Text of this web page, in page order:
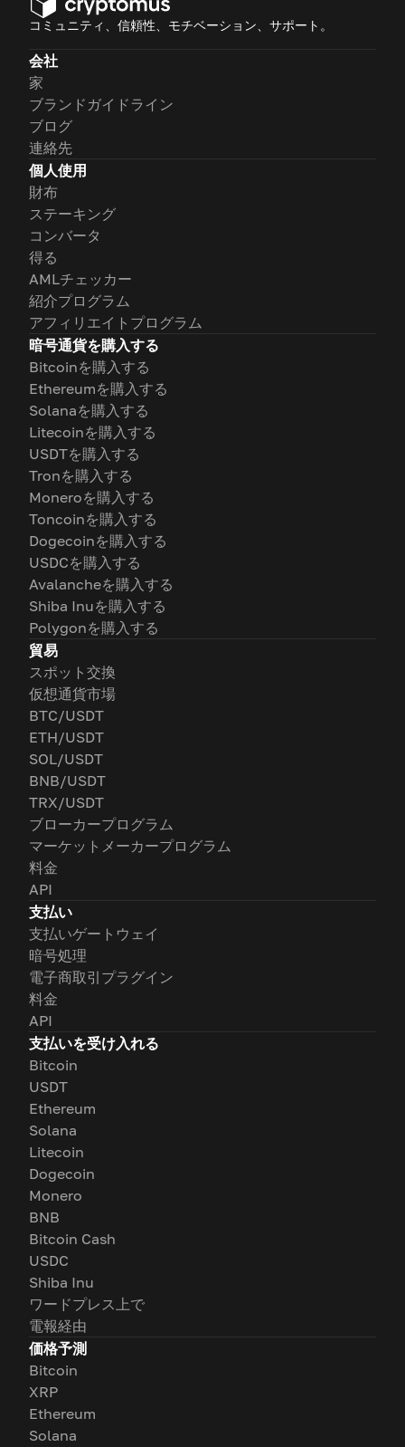
コミュニティ、信頼性、モチベーション、サポート。
会社
家
ブランドガイドライン
ブログ
連絡先
個人使用
財布
ステーキング
コンバータ
得る
AMLチェッカー
紹介プログラム
アフィリエイトプログラム
暗号通貨を購入する
Bitcoinを購入する
Ethereumを購入する
Solanaを購入する
Litecoinを購入する
USDTを購入する
Tronを購入する
Moneroを購入する
Toncoinを購入する
Dogecoinを購入する
USDCを購入する
Avalancheを購入する
Shiba Inuを購入する
Polygonを購入する
貿易
スポット交換
仮想通貨市場
BTC/USDT
ETH/USDT
SOL/USDT
BNB/USDT
TRX/USDT
ブローカープログラム
マーケットメーカープログラム
料金
API
支払い
支払いゲートウェイ
暗号処理
電子商取引プラグイン
料金
API
支払いを受け入れる
Bitcoin
USDT
Ethereum
Solana
Litecoin
Dogecoin
Monero
BNB
Bitcoin Cash
USDC
Shiba Inu
ワードプレス上で
電報経由
価格予測
Bitcoin
XRP
Ethereum
Solana